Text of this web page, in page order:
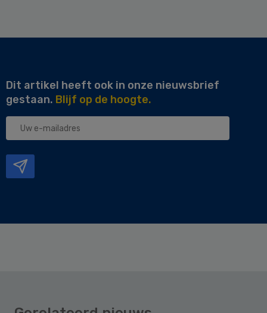
Dit artikel heeft ook in onze nieuwsbrief
gestaan. Blijf op de hoogte.
Uw